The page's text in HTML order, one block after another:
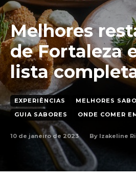
Melhores
de Fortaleza
lista
EXPERIÊNCIAS
MELHORES
GUIA SABORES
ONDE COMER
10 de janeiro de 2023 By Izakeline